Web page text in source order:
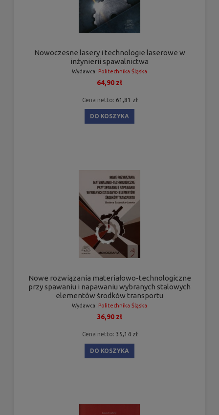
Nowoczesne lasery i technologie laserowe w
inżynierii spawalnictwa
Wydawca: Politechnika Śląska
64,90 zł
Cena netto: 61,81 zł
DO KOSZYKA
Nowe rozwiązania materiałowo-technologiczne
przy spawaniu i napawaniu wybranych stalowych
elementów środków transportu
Wydawca: Politechnika Śląska
36,90 zł
Cena netto: 35,14 zł
DO KOSZYKA